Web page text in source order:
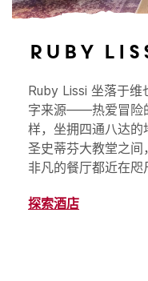
Ruby
Ruby Lissi 坐落于维
字来源——热爱冒险
样，坐拥四通八达
圣史蒂芬大教堂之间
非凡的餐厅都近在咫
探索酒店